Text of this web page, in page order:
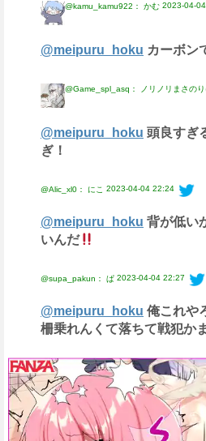
@kamu_kamu922： かむ 2023-04-
@meipuru_hoku カーボン
@Game_spl_asq： ノリノリまさのり
@meipuru_hoku 頭良すぎ
ぎ！
@Alic_xl0： にこ 2023-04-04 22:24
@meipuru_hoku 背が低い
いんだ
@supa_pakun： ぱ 2023-04-04 22:27
@meipuru_hoku 俺これや
柵乗れんくて落ちて戦犯か